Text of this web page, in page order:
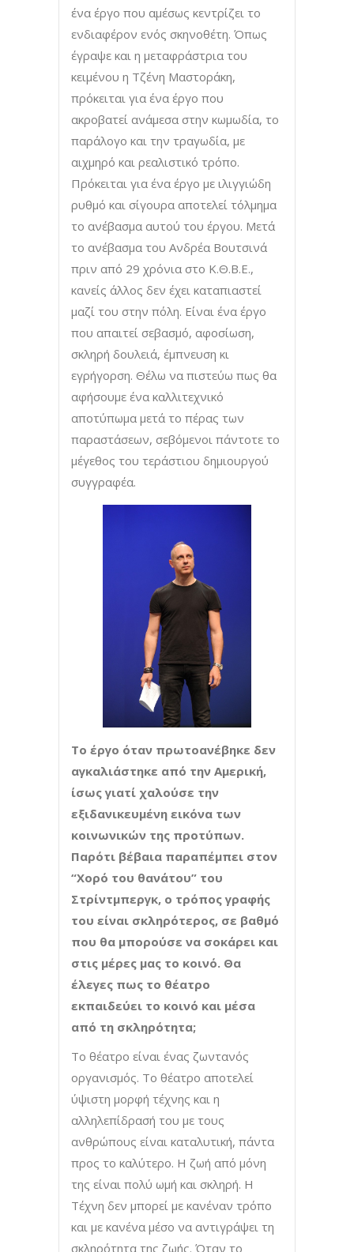
ένα έργο που αμέσως κεντρίζει το
ενδιαφέρον ενός σκηνοθέτη. Όπως
έγραψε και η μεταφράστρια του
κειμένου η Τζένη Μαστοράκη,
πρόκειται για ένα έργο που
ακροβατεί ανάμεσα στην κωμωδία, το
παράλογο και την τραγωδία, με
αιχμηρό και ρεαλιστικό τρόπο.
Πρόκειται για ένα έργο με ιλιγγιώδη
ρυθμό και σίγουρα αποτελεί τόλμημα
το ανέβασμα αυτού του έργου. Μετά
το ανέβασμα του Ανδρέα Βουτσινά
πριν από 29 χρόνια στο Κ.Θ.Β.Ε.,
κανείς άλλος δεν έχει καταπιαστεί
μαζί του στην πόλη. Είναι ένα έργο
που απαιτεί σεβασμό, αφοσίωση,
σκληρή δουλειά, έμπνευση κι
εγρήγορση. Θέλω να πιστεύω πως θα
αφήσουμε ένα καλλιτεχνικό
αποτύπωμα μετά το πέρας των
παραστάσεων, σεβόμενοι πάντοτε το
μέγεθος του τεράστιου δημιουργού
συγγραφέα.
Το έργο όταν πρωτοανέβηκε δεν
αγκαλιάστηκε από την Αμερική,
ίσως γιατί χαλούσε την
εξιδανικευμένη εικόνα των
κοινωνικών της προτύπων.
Παρότι βέβαια παραπέμπει στον
“Χορό του θανάτου” του
Στρίντμπεργκ, ο τρόπος γραφής
του είναι σκληρότερος, σε βαθμό
που θα μπορούσε να σοκάρει και
στις μέρες μας το κοινό. Θα
έλεγες πως το θέατρο
εκπαιδεύει το κοινό και μέσα
από τη σκληρότητα;
Το θέατρο είναι ένας ζωντανός
οργανισμός. Το θέατρο αποτελεί
ύψιστη μορφή τέχνης και η
αλληλεπίδρασή του με τους
ανθρώπους είναι καταλυτική, πάντα
προς το καλύτερο. Η ζωή από μόνη
της είναι πολύ ωμή και σκληρή. Η
Τέχνη δεν μπορεί με κανέναν τρόπο
και με κανένα μέσο να αντιγράψει τη
σκληρότητα της ζωής. Όταν το